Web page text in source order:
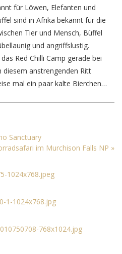
für Löwen, Elefanten und
sind in Afrika bekannt für die
Tier und Mensch, Büffel
und angriffslustig.
Red Chilli Camp gerade bei
diesem anstrengenden Ritt
mal ein paar kalte Bierchen…
Sanctuary
im Murchison Falls NP »
1, 2020
NP und Caprivi-
29, 2017